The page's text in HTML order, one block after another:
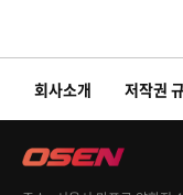
회사소개 저작권